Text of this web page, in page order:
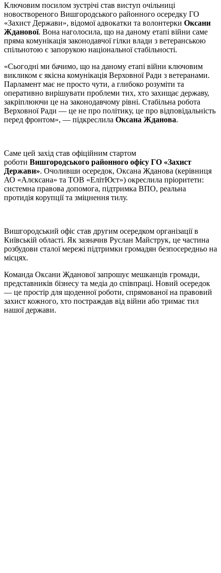
Ключовим посилом зустрічі став виступ очільниці
новоствореного Вишгородського районного осередку ГО
«Захист Держави», відомої адвокатки та волонтерки Оксани
Жданової. Вона наголосила, що на даному етапі війни саме
пряма комунікація законодавчої гілки влади з ветеранською
спільнотою є запорукою національної стабільності.
«Сьогодні ми бачимо, що на даному етапі війни ключовим
викликом є якісна комунікація Верховної Ради з ветеранами.
Парламент має не просто чути, а глибоко розуміти та
оперативно вирішувати проблеми тих, хто захищає державу,
закріплюючи це на законодавчому рівні. Стабільна робота
Верховної Ради — це не про політику, це про відповідальність
перед фронтом», — підкреслила Оксана Жданова.
Саме цей захід став офіційним стартом
роботи Вишгородського районного офісу ГО «Захист
Держави». Очоливши осередок, Оксана Жданова (керівниця
АО «Алєксана» та ТОВ «ЕлітЮст») окреслила пріоритети:
системна правова допомога, підтримка ВПО, реальна
протидія корупції та зміцнення тилу.
Вишгородський офіс став другим осередком організації в
Київській області. Як зазначив Руслан Майструк, це частина
розбудови сталої мережі підтримки громадян безпосередньо на
місцях.
Команда Оксани Жданової запрошує мешканців громади,
представників бізнесу та медіа до співпраці. Новий осередок
— це простір для щоденної роботи, спрямованої на правовий
захист кожного, хто постраждав від війни або тримає тил
нашої держави.